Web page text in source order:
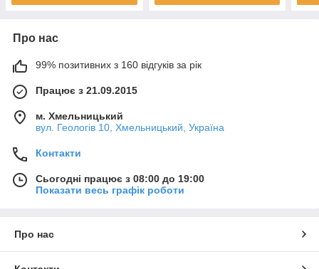
Про нас
99% позитивних з 160 відгуків за рік
Працює з 21.09.2015
м. Хмельницький
вул. Геологів 10, Хмельницький, Україна
Контакти
Сьогодні працює з 08:00 до 19:00
Показати весь графік роботи
Про нас